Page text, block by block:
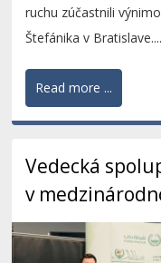
ruchu zúčastnili
Štefánika v Bratislave....
Read more ...
Vedecká
v